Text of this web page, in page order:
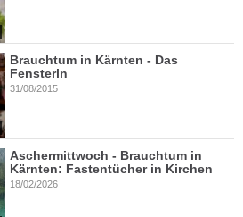
Brauchtum in Kärnten - Das
Fensterln
31/08/2015
Aschermittwoch - Brauchtum in
Kärnten: Fastentücher in Kirchen
18/02/2026